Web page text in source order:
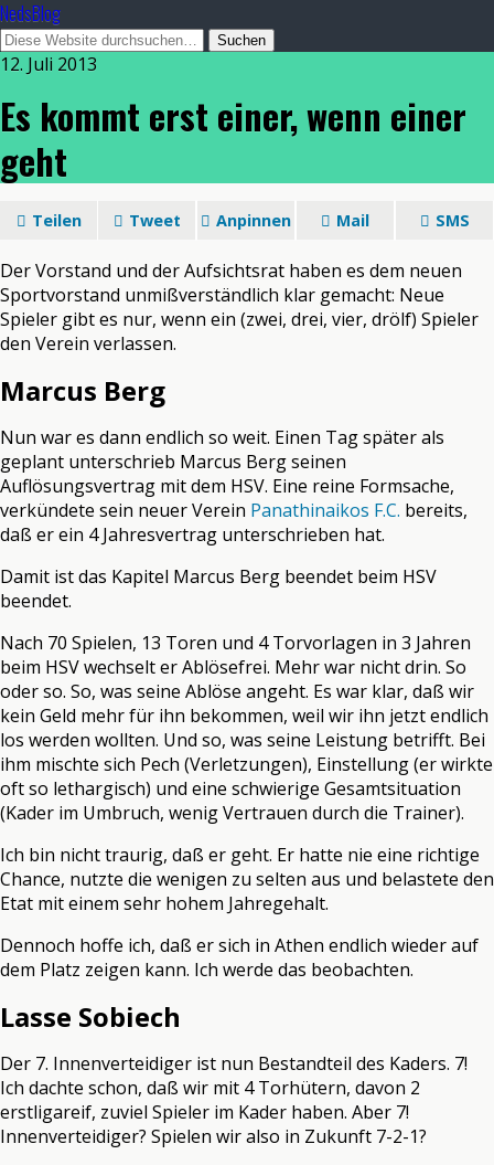
NedsBlog
12. Juli 2013
Es kommt erst einer, wenn einer
geht
Teilen Tweet Anpinnen Mail SMS
Der Vorstand und der Aufsichtsrat haben es dem neuen
Sportvorstand unmißverständlich klar gemacht: Neue
Spieler gibt es nur, wenn ein (zwei, drei, vier, drölf) Spieler
den Verein verlassen.
Marcus Berg
Nun war es dann endlich so weit. Einen Tag später als
geplant unterschrieb Marcus Berg seinen
Auflösungsvertrag mit dem HSV. Eine reine Formsache,
verkündete sein neuer Verein Panathinaikos F.C. bereits,
daß er ein 4 Jahresvertrag unterschrieben hat.
Damit ist das Kapitel Marcus Berg beendet beim HSV
beendet.
Nach 70 Spielen, 13 Toren und 4 Torvorlagen in 3 Jahren
beim HSV wechselt er Ablösefrei. Mehr war nicht drin. So
oder so. So, was seine Ablöse angeht. Es war klar, daß wir
kein Geld mehr für ihn bekommen, weil wir ihn jetzt endlich
los werden wollten. Und so, was seine Leistung betrifft. Bei
ihm mischte sich Pech (Verletzungen), Einstellung (er wirkte
oft so lethargisch) und eine schwierige Gesamtsituation
(Kader im Umbruch, wenig Vertrauen durch die Trainer).
Ich bin nicht traurig, daß er geht. Er hatte nie eine richtige
Chance, nutzte die wenigen zu selten aus und belastete den
Etat mit einem sehr hohem Jahregehalt.
Dennoch hoffe ich, daß er sich in Athen endlich wieder auf
dem Platz zeigen kann. Ich werde das beobachten.
Lasse Sobiech
Der 7. Innenverteidiger ist nun Bestandteil des Kaders. 7!
Ich dachte schon, daß wir mit 4 Torhütern, davon 2
erstligareif, zuviel Spieler im Kader haben. Aber 7!
Innenverteidiger? Spielen wir also in Zukunft 7-2-1?